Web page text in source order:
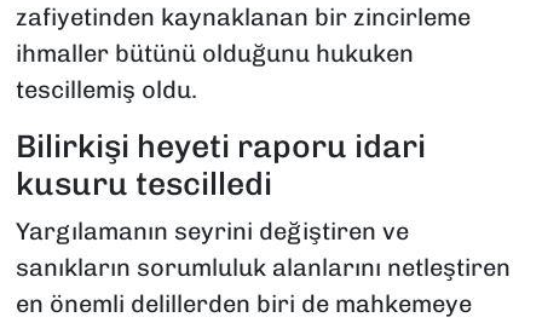
zafiyetinden kaynaklanan bir zincirleme
ihmaller bütünü olduğunu hukuken
tescillemiş oldu.
Bilirkişi heyeti raporu idari
kusuru tescilledi
Yargılamanın seyrini değiştiren ve
sanıkların sorumluluk alanlarını netleştiren
en önemli delillerden biri de mahkemeye